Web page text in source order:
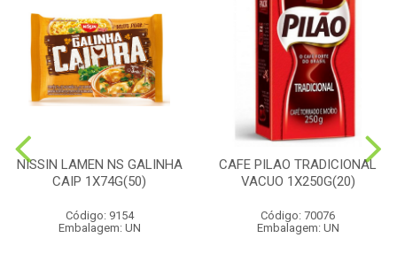
NISSIN LAMEN NS GALINHA
CAIP 1X74G(50)
Código: 9154
Embalagem: UN
CAFE PILAO TRADICIONAL
VACUO 1X250G(20)
Código: 70076
Embalagem: UN